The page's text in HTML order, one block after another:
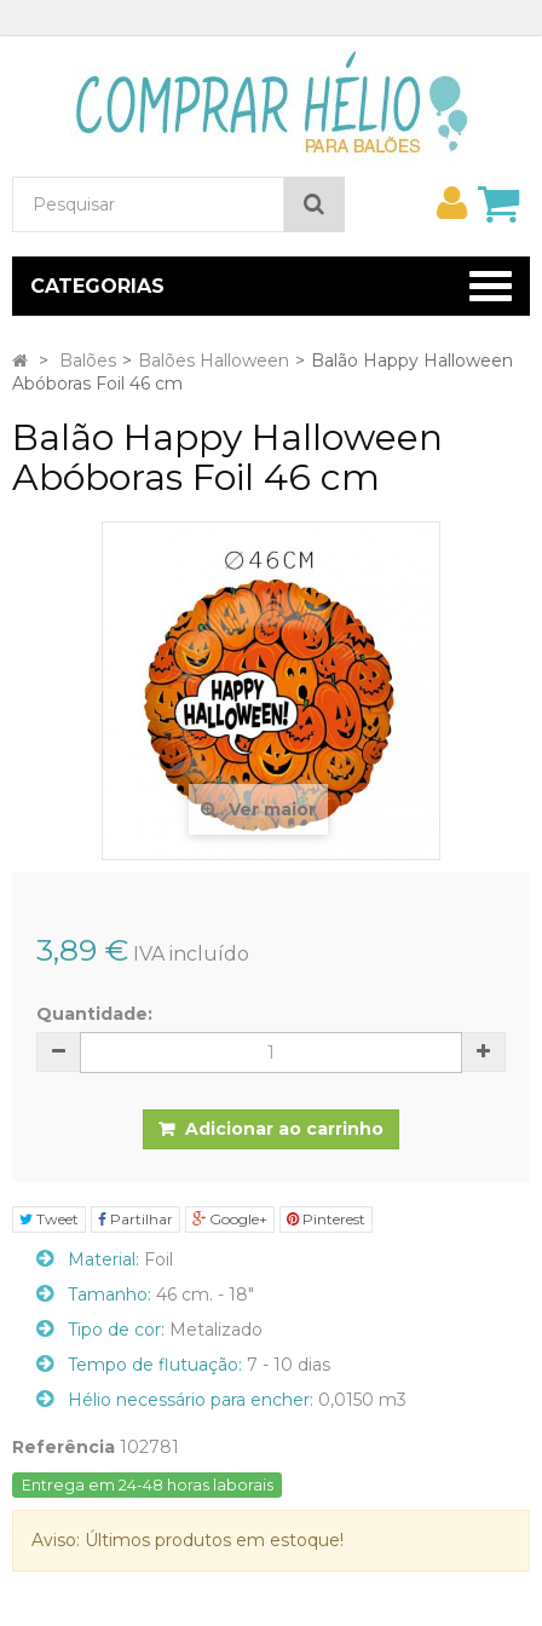
conta
CATEGORIAS
> Balões > Balões Halloween > Balão Happy Halloween
Abóboras Foil 46 cm
Balão Happy Halloween
Abóboras Foil 46 cm
Ver maior
3,89 € IVA incluído
Quantidade:
Adicionar ao carrinho
Tweet Partilhar Google+ Pinterest
Material: Foil
Tamanho: 46 cm. - 18"
Tipo de cor: Metalizado
Tempo de flutuação: 7 - 10 dias
Hélio necessário para encher: 0,0150 m3
Referência 102781
Entrega em 24-48 horas laborais
Aviso: Últimos produtos em estoque!